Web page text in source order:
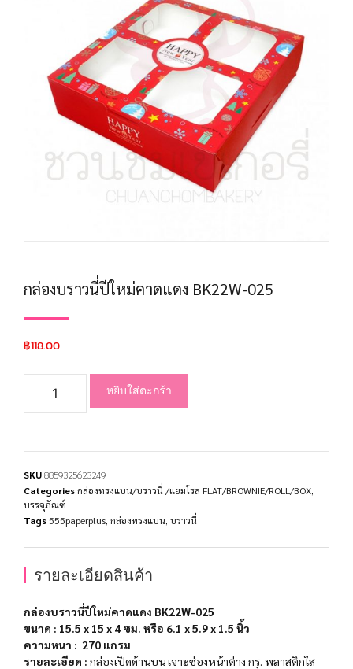
กล่องบราวนี่ปีใหม่คาดแดง BK22W-025
฿118.00
หยิบใส่ตะกร้า
SKU8859325623249
Categoriesกล่องทรงแบน/บราวนี่ /แยมโรล FLAT/BROWNIE/ROLL/BOX
บรรจุภัณฑ์
Tags555paperplus กล่องทรงแบน บราวนี่
รายละเอียดสินค้า
กล่องบราวนี่ปีใหม่คาดแดง BK22W-025
ขนาด : 15.5 x 15 x 4 ซม. หรือ 6.1 x 5.9 x 1.5 นิ้ว
ความหนา : 270 แกรม
รายละเอียด : กล่องเปิดด้านบน เจาะช่องหน้าต่าง กรุ. พลาสติกใส